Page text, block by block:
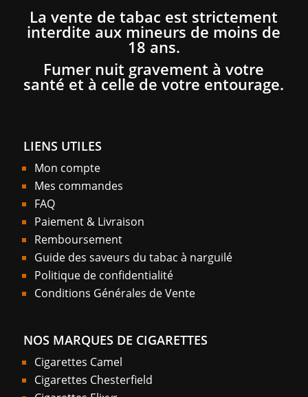
La vente de tabac est strictement
interdite aux mineurs de moins de
18 ans.
Fumer nuit gravement à votre
santé et à celle de votre entourage.
LIENS UTILES
Mon compte
Mes commandes
FAQ
Paiement & Livraison
Remboursement
Guide des saveurs du tabac à narguilé
Politique de confidentialité
Conditions Générales de Vente
NOS MARQUES DE CIGARETTES
Cigarettes Camel
Cigarettes Chesterfield